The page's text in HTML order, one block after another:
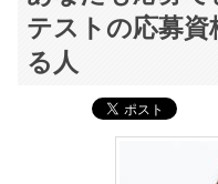
テストの応募
る人